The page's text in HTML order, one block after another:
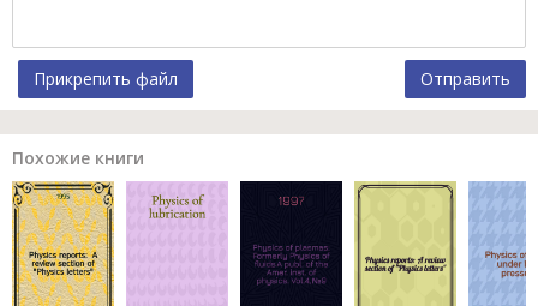
Прикрепить файл Отправить
Похожие книги